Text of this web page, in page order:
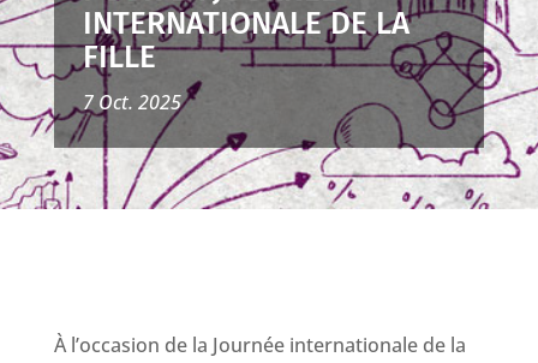
INTERNATIONALE DE LA
FILLE
7 Oct. 2025
À l’occasion de la Journée internationale de la